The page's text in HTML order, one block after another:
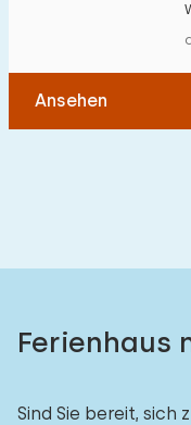
Ansehen
Ferienhaus
Sind Sie bereit, sich